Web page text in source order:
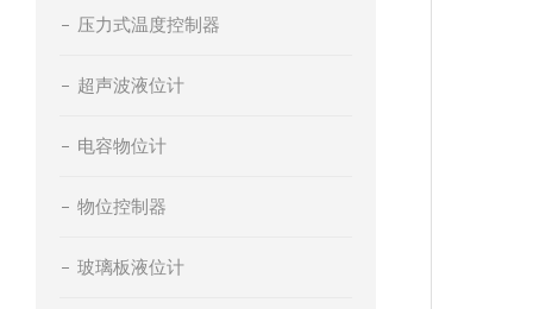
压力式温度控制器
超声波液位计
电容物位计
物位控制器
玻璃板液位计